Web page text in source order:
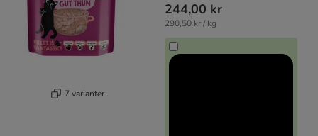
7 varianter
244,00 kr
290,50 kr / kg